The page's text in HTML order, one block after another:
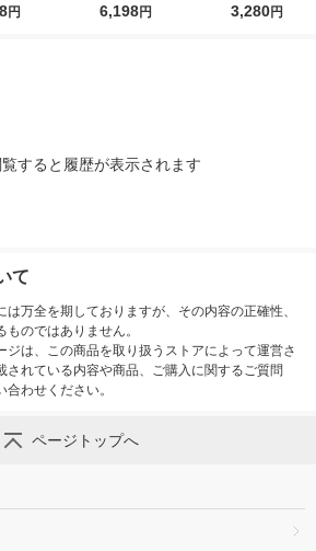
ル 320ml×6本
円
(KAVALAN) ハイボー
6,198円
2本) 限定
3,280円
すると履歴が表示されます
て
万全を期しておりますが、その内容の正確性、
のではありません。
ジは、この商品を取り扱うストアによって運営さ
されている内容や商品、ご購入に関するご質問
わせください。
ページトップへ